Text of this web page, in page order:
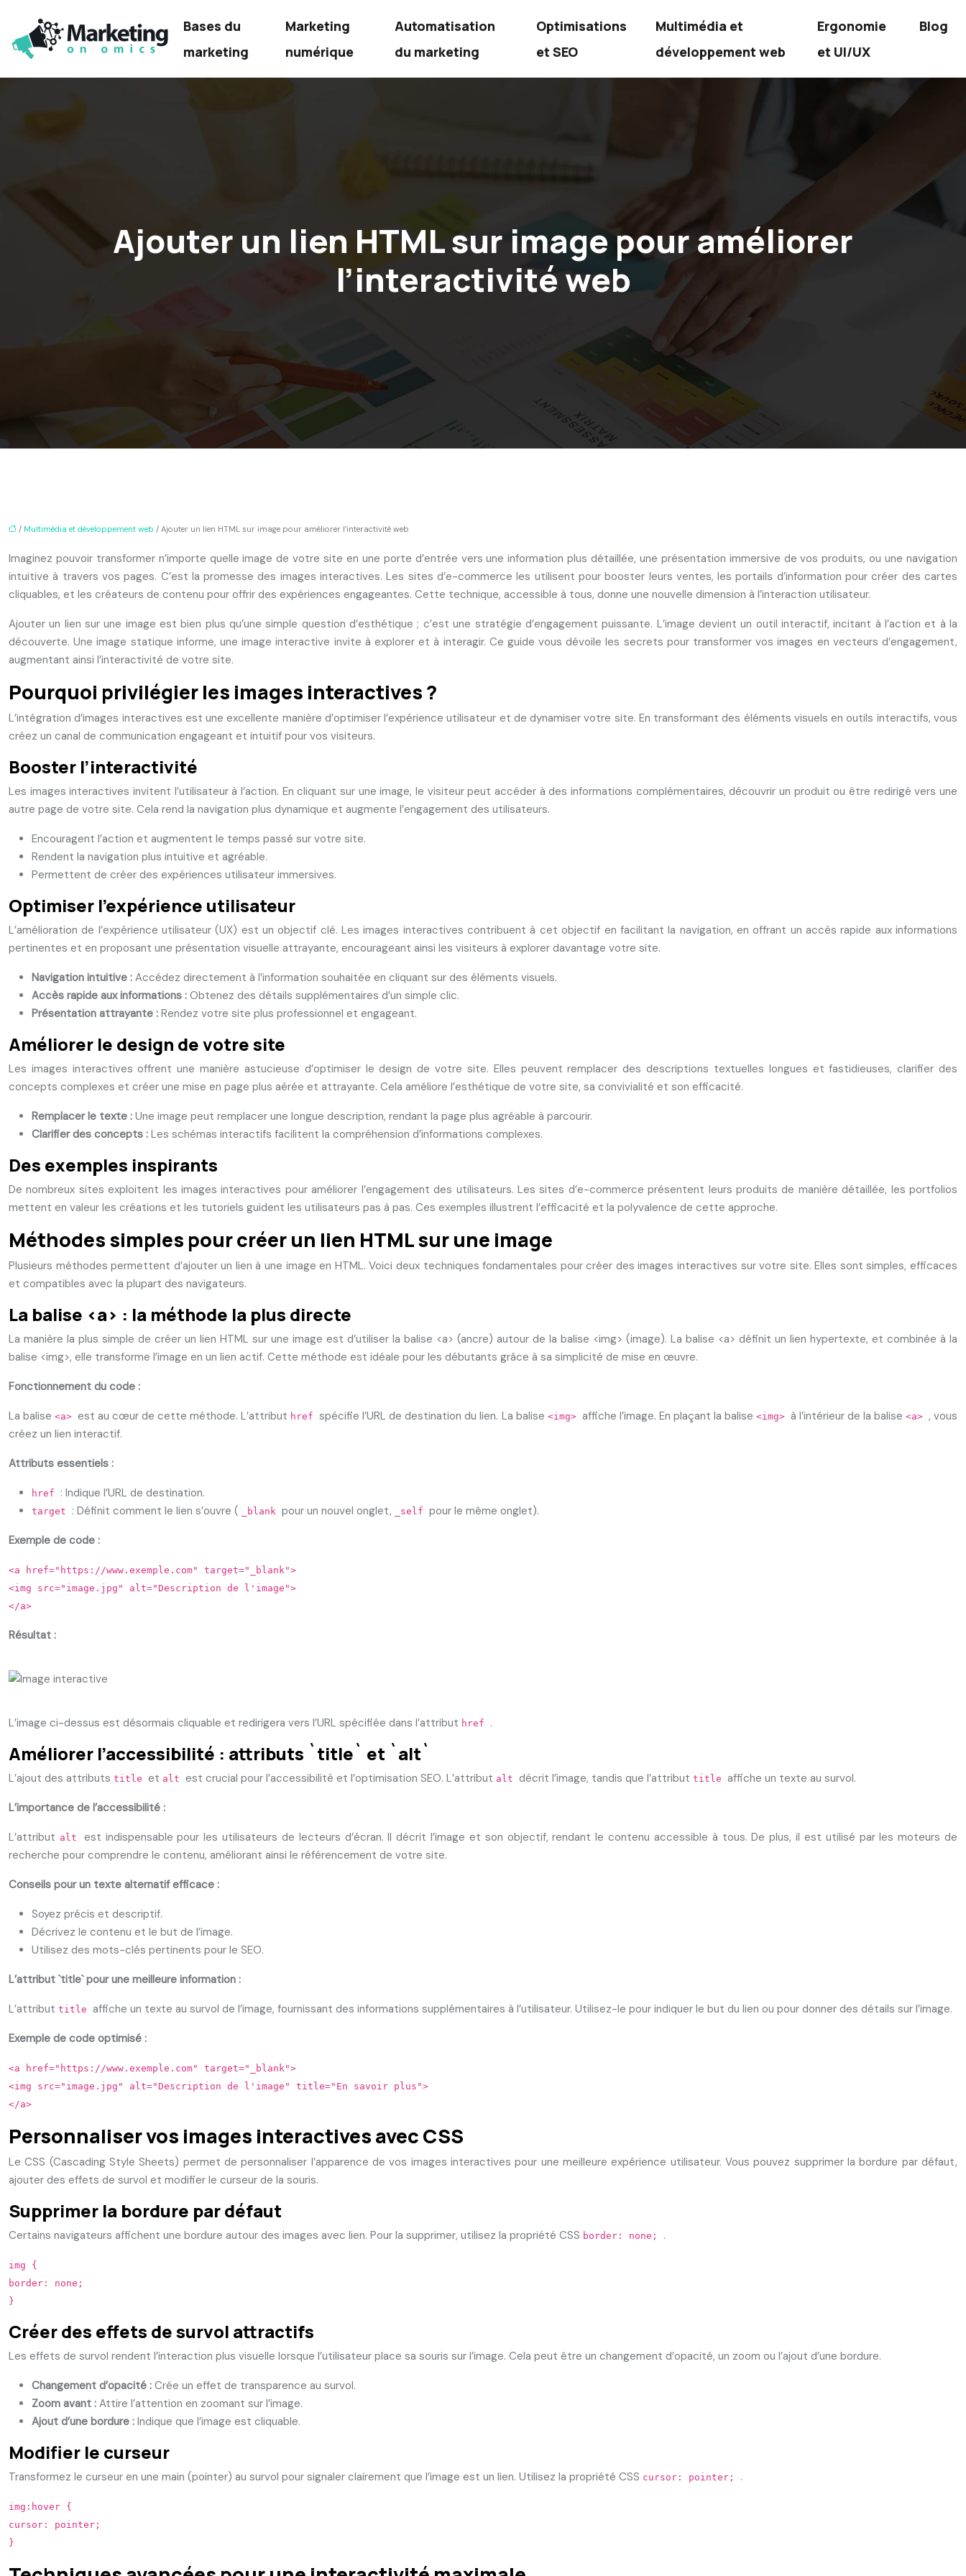
Bases du
marketing
Marketing
numérique
Automatisation
du marketing
Optimisations
et SEO
Multimédia et
développement web
Ergonomie
et UI/UX
Blog
Ajouter un lien HTML sur image pour améliorer
l’interactivité web
/ Multimédia et développement web / Ajouter un lien HTML sur image pour améliorer l’interactivité web
Imaginez pouvoir transformer n’importe quelle image de votre site en une porte d’entrée vers une information plus détaillée, une présentation immersive de vos produits, ou une navigation
intuitive à travers vos pages. C’est la promesse des images interactives. Les sites d’e-commerce les utilisent pour booster leurs ventes, les portails d’information pour créer des cartes
cliquables, et les créateurs de contenu pour offrir des expériences engageantes. Cette technique, accessible à tous, donne une nouvelle dimension à l’interaction utilisateur.
Ajouter un lien sur une image est bien plus qu’une simple question d’esthétique ; c’est une stratégie d’engagement puissante. L’image devient un outil interactif, incitant à l’action et à la
découverte. Une image statique informe, une image interactive invite à explorer et à interagir. Ce guide vous dévoile les secrets pour transformer vos images en vecteurs d’engagement,
augmentant ainsi l’interactivité de votre site.
Pourquoi privilégier les images interactives ?
L’intégration d’images interactives est une excellente manière d’optimiser l’expérience utilisateur et de dynamiser votre site. En transformant des éléments visuels en outils interactifs, vous
créez un canal de communication engageant et intuitif pour vos visiteurs.
Booster l’interactivité
Les images interactives invitent l’utilisateur à l’action. En cliquant sur une image, le visiteur peut accéder à des informations complémentaires, découvrir un produit ou être redirigé vers une
autre page de votre site. Cela rend la navigation plus dynamique et augmente l’engagement des utilisateurs.
Encouragent l’action et augmentent le temps passé sur votre site.
Rendent la navigation plus intuitive et agréable.
Permettent de créer des expériences utilisateur immersives.
Optimiser l’expérience utilisateur
L’amélioration de l’expérience utilisateur (UX) est un objectif clé. Les images interactives contribuent à cet objectif en facilitant la navigation, en offrant un accès rapide aux informations
pertinentes et en proposant une présentation visuelle attrayante, encourageant ainsi les visiteurs à explorer davantage votre site.
Navigation intuitive : Accédez directement à l’information souhaitée en cliquant sur des éléments visuels.
Accès rapide aux informations : Obtenez des détails supplémentaires d’un simple clic.
Présentation attrayante : Rendez votre site plus professionnel et engageant.
Améliorer le design de votre site
Les images interactives offrent une manière astucieuse d’optimiser le design de votre site. Elles peuvent remplacer des descriptions textuelles longues et fastidieuses, clarifier des
concepts complexes et créer une mise en page plus aérée et attrayante. Cela améliore l’esthétique de votre site, sa convivialité et son efficacité.
Remplacer le texte : Une image peut remplacer une longue description, rendant la page plus agréable à parcourir.
Clarifier des concepts : Les schémas interactifs facilitent la compréhension d’informations complexes.
Des exemples inspirants
De nombreux sites exploitent les images interactives pour améliorer l’engagement des utilisateurs. Les sites d’e-commerce présentent leurs produits de manière détaillée, les portfolios
mettent en valeur les créations et les tutoriels guident les utilisateurs pas à pas. Ces exemples illustrent l’efficacité et la polyvalence de cette approche.
Méthodes simples pour créer un lien HTML sur une image
Plusieurs méthodes permettent d’ajouter un lien à une image en HTML. Voici deux techniques fondamentales pour créer des images interactives sur votre site. Elles sont simples, efficaces
et compatibles avec la plupart des navigateurs.
La balise <a> : la méthode la plus directe
La manière la plus simple de créer un lien HTML sur une image est d’utiliser la balise <a> (ancre) autour de la balise <img> (image). La balise <a> définit un lien hypertexte, et combinée à la
balise <img>, elle transforme l’image en un lien actif. Cette méthode est idéale pour les débutants grâce à sa simplicité de mise en œuvre.
Fonctionnement du code :
La balise<a>est au cœur de cette méthode. L’attribut hrefspécifie l’URL de destination du lien. La balise <img> affiche l’image. En plaçant la balise <img> à l’intérieur de la balise <a>, vous
créez un lien interactif.
Attributs essentiels :
href : Indique l’URL de destination.
target : Définit comment le lien s’ouvre ( _blank pour un nouvel onglet, _self pour le même onglet).
Exemple de code :
<a href="https://www.exemple.com" target="_blank">
<img src="image.jpg" alt="Description de l'image">
</a>
Résultat :
L’image ci-dessus est désormais cliquable et redirigera vers l’URL spécifiée dans l’attribut href .
Améliorer l’accessibilité : attributs `title` et `alt`
L’ajout des attributs title et alt est crucial pour l’accessibilité et l’optimisation SEO. L’attribut alt décrit l’image, tandis que l’attribut title affiche un texte au survol.
L’importance de l’accessibilité :
L’attribut alt est indispensable pour les utilisateurs de lecteurs d’écran. Il décrit l’image et son objectif, rendant le contenu accessible à tous. De plus, il est utilisé par les moteurs de
recherche pour comprendre le contenu, améliorant ainsi le référencement de votre site.
Conseils pour un texte alternatif efficace :
Soyez précis et descriptif.
Décrivez le contenu et le but de l’image.
Utilisez des mots-clés pertinents pour le SEO.
L’attribut `title` pour une meilleure information :
L’attribut title affiche un texte au survol de l’image, fournissant des informations supplémentaires à l’utilisateur. Utilisez-le pour indiquer le but du lien ou pour donner des détails sur l’image.
Exemple de code optimisé :
<a href="https://www.exemple.com" target="_blank">
<img src="image.jpg" alt="Description de l'image" title="En savoir plus">
</a>
Personnaliser vos images interactives avec CSS
Le CSS (Cascading Style Sheets) permet de personnaliser l’apparence de vos images interactives pour une meilleure expérience utilisateur. Vous pouvez supprimer la bordure par défaut,
ajouter des effets de survol et modifier le curseur de la souris.
Supprimer la bordure par défaut
Certains navigateurs affichent une bordure autour des images avec lien. Pour la supprimer, utilisez la propriété CSS border: none; .
img {
border: none;
}
Créer des effets de survol attractifs
Les effets de survol rendent l’interaction plus visuelle lorsque l’utilisateur place sa souris sur l’image. Cela peut être un changement d’opacité, un zoom ou l’ajout d’une bordure.
Changement d’opacité : Crée un effet de transparence au survol.
Zoom avant : Attire l’attention en zoomant sur l’image.
Ajout d’une bordure : Indique que l’image est cliquable.
Modifier le curseur
Transformez le curseur en une main (pointer) au survol pour signaler clairement que l’image est un lien. Utilisez la propriété CSS cursor: pointer; .
img:hover {
cursor: pointer;
}